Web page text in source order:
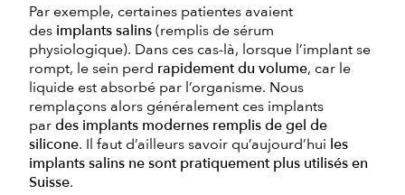
Par exemple, certaines patientes avaient
des implants salins(remplis de sérum
physiologique). Dans ces cas-là, lorsque l’implant se
rompt, le sein perd rapidement du volume, car le
liquide est absorbé par l’organisme. Nous
remplaçons alors généralement ces implants
pardes implants modernes remplis de gel de
silicone. Il faut d’ailleurs savoir qu’aujourd’hui les
implants salins ne sont pratiquement plus utilisés en
Suisse.